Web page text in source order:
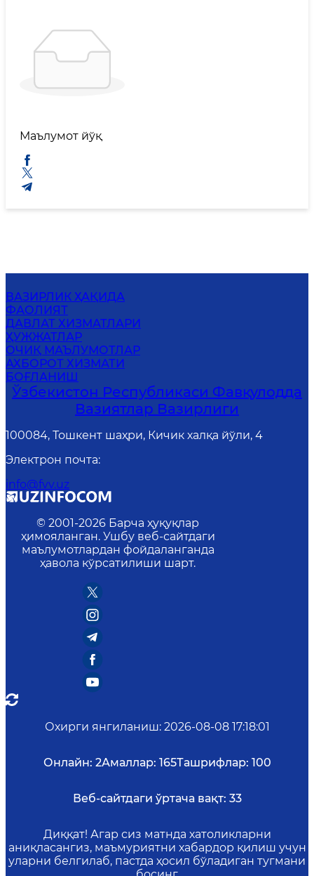
Маълумот йўқ
ВАЗИРЛИК ҲАҚИДА
ФАОЛИЯТ
ДАВЛАТ ХИЗМАТЛАРИ
ҲУЖЖАТЛАР
ОЧИҚ МАЪЛУМОТЛАР
АХБОРОТ ХИЗМАТИ
БОҒЛАНИШ
Ўзбекистон Республикаси Фавқулодда
Вазиятлар Вазирлиги
100084, Тошкент шаҳри, Кичик халқа йўли, 4
Электрон почта:
info@fvv.uz
© 2001-2026 Барча ҳуқуқлар
ҳимояланган. Ушбу веб-сайтдаги
маълумотлардан фойдаланганда
ҳавола кўрсатилиши шарт.
Охирги янгиланиш: 2026-08-08 17:18:01
Онлайн: 2Амаллар: 165Ташрифлар: 100
Веб-сайтдаги ўртача вақт: 33
Диққат! Агар сиз матнда хатоликларни
аниқласангиз, маъмуриятни хабардор қилиш учун
уларни белгилаб, пастда ҳосил бўладиган тугмани